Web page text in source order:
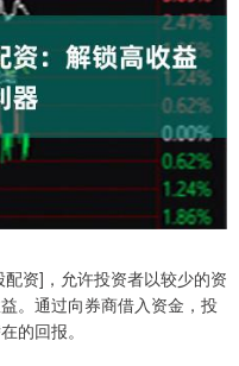
资]，允许投资者以较少的资
。通过向券商借入资金，投
的回报。